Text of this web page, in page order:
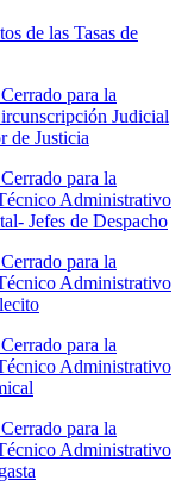
de las Tasas de
para la
Judicial
de Justicia
para la
Administrativo
Jefes de Despacho
para la
Administrativo
para la
Administrativo
para la
Administrativo